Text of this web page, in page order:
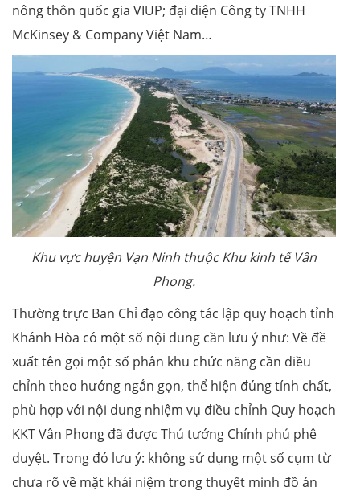
nông thôn quốc gia VIUP; đại diện Công ty TNHH
McKinsey & Company Việt Nam…
Khu vực huyện Vạn Ninh thuộc Khu kinh tế Vân
Phong.
Thường trực Ban Chỉ đạo công tác lập quy hoạch tỉnh
Khánh Hòa có một số nội dung cần lưu ý như: Về đề
xuất tên gọi một số phân khu chức năng cần điều
chỉnh theo hướng ngắn gọn, thể hiện đúng tính chất,
phù hợp với nội dung nhiệm vụ điều chỉnh Quy hoạch
KKT Vân Phong đã được Thủ tướng Chính phủ phê
duyệt. Trong đó lưu ý: không sử dụng một số cụm từ
chưa rõ về mặt khái niệm trong thuyết minh đồ án